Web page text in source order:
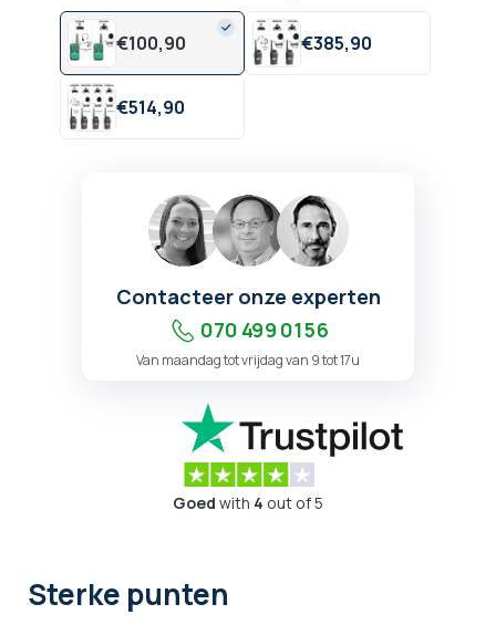
€100,90 €385,90
€514,90
Contacteer onze experten
070 499 01 56
Van maandag tot vrijdag van 9 tot 17u
Goed with 4 out of 5
Sterke punten